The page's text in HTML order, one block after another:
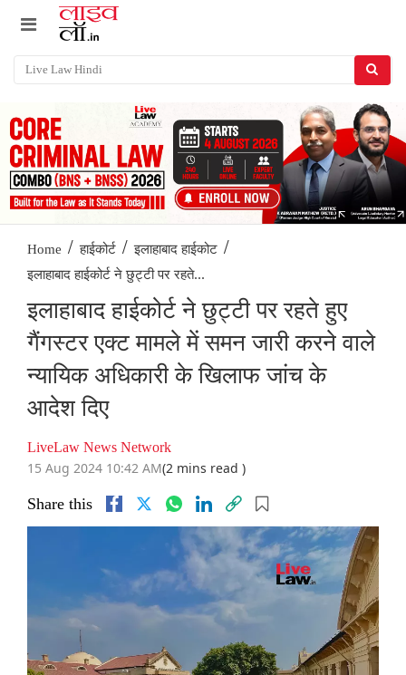
Home / हाईकोर्ट / इलाहाबाद हाईकोट /
इलाहाबाद हाईकोर्ट ने छुट्टी पर रहते...
इलाहाबाद हाईकोर्ट ने छुट्टी पर रहते हुए
गैंगस्टर एक्ट मामले में समन जारी करने वाले
न्यायिक अधिकारी के खिलाफ जांच के
आदेश दिए
LiveLaw News Network
15 Aug 2024 10:42 AM(2 mins read )
Share this